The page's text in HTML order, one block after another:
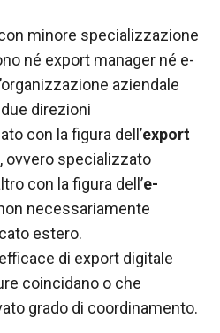
minore specializzazione
né export manager né e-
aziendale
direzioni
con la figura dell’export
, ovvero specializzato
con la figura dell’e-
necessariamente
estero.
di export digitale
coincidano o che
grado di coordinamento.